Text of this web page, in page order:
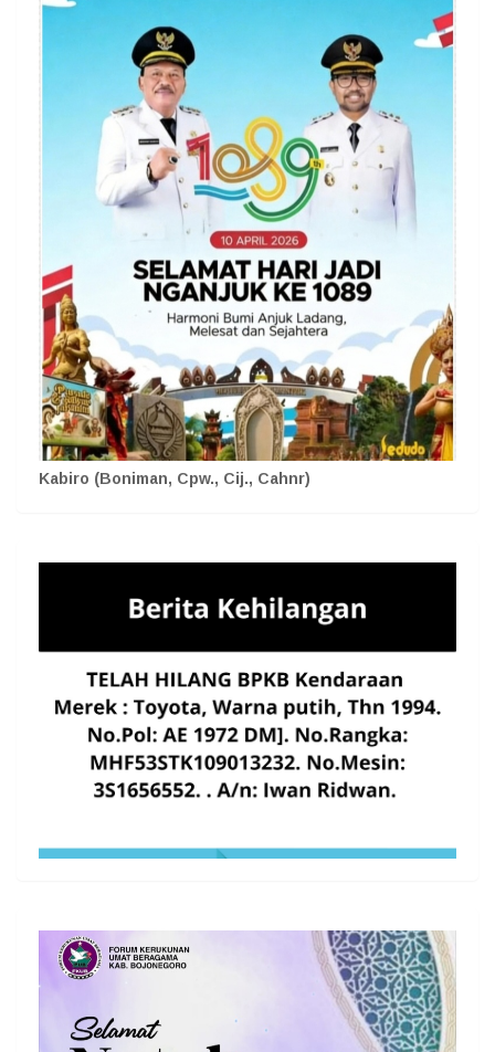
Kabiro (Boniman, Cpw., Cij., Cahnr)